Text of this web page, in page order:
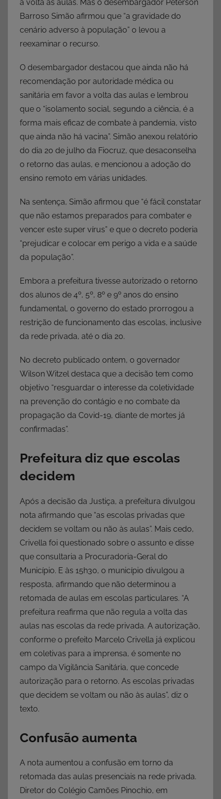
a volta às aulas. Mas o desembargador Peterson
Barroso Simão afirmou que “a gravidade do
cenário adverso à população” o levou a
reexaminar o recurso.
O desembargador destacou que ainda não há
recomendação por autoridade médica ou
sanitária em favor a volta das aulas e lembrou
que o “isolamento social, segundo a ciência, é a
forma mais eficaz de combate à pandemia, visto
que ainda não há vacina”. Simão anexou relatório
do dia 20 de julho da Fiocruz, que desaconselha
o retorno das aulas, e mencionou a adoção do
ensino remoto em várias unidades.
Na sentença, Simão afirmou que “é fácil constatar
que não estamos preparados para combater e
vencer este super vírus” e que o decreto poderia
“prejudicar e colocar em perigo a vida e a saúde
da população”.
Embora a prefeitura tivesse autorizado o retorno
dos alunos de 4º, 5º, 8º e 9º anos do ensino
fundamental, o governo do estado prorrogou a
restrição de funcionamento das escolas, inclusive
da rede privada, até o dia 20.
No decreto publicado ontem, o governador
Wilson Witzel destaca que a decisão tem como
objetivo “resguardar o interesse da coletividade
na prevenção do contágio e no combate da
propagação da Covid-19, diante de mortes já
confirmadas”.
Prefeitura diz que escolas
decidem
Após a decisão da Justiça, a prefeitura divulgou
nota afirmando que “as escolas privadas que
decidem se voltam ou não às aulas”. Mais cedo,
Crivella foi questionado sobre o assunto e disse
que consultaria a Procuradoria-Geral do
Município. E às 15h30, o município divulgou a
resposta, afirmando que não determinou a
retomada de aulas em escolas particulares. “A
prefeitura reafirma que não regula a volta das
aulas nas escolas da rede privada. A autorização,
conforme o prefeito Marcelo Crivella já explicou
em coletivas para a imprensa, é somente no
campo da Vigilância Sanitária, que concede
autorização para o retorno. As escolas privadas
que decidem se voltam ou não às aulas”, diz o
texto.
Confusão aumenta
A nota aumentou a confusão em torno da
retomada das aulas presenciais na rede privada.
Diretor do Colégio Camões Pinochio, em